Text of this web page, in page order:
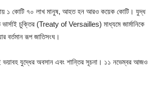
১ কোটি ৭০ লাখ মানুষ, আহত হন আরও কয়েক কোটি। যুদ্ধ
ভার্সাই চুক্তির (Treaty of Versailles) মাধ্যমে জার্মানিকে
বর্তমান রূপ জাতিসংঘ।
ভয়াবহ যুদ্ধের অবসান এবং শান্তির সূচনা। ১১ নভেম্বর আজও